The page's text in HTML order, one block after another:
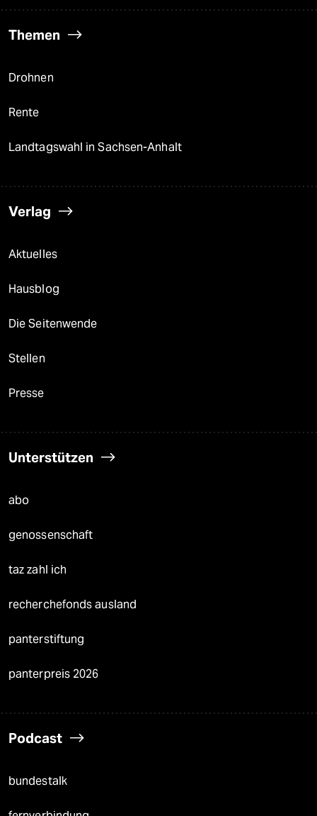
Themen
Drohnen
Rente
Landtagswahl in Sachsen-Anhalt
Verlag
Aktuelles
Hausblog
Die Seitenwende
Stellen
Presse
Unterstützen
abo
genossenschaft
taz zahl ich
recherchefonds ausland
panterstiftung
panterpreis 2026
Podcast
bundestalk